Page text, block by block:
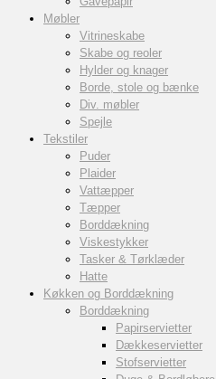
Møbler
Vitrineskabe
Skabe og reoler
Hylder og knager
Borde, stole og bænke
Div. møbler
Spejle
Tekstiler
Puder
Plaider
Vattæpper
Tæpper
Borddækning
Viskestykker
Tasker & Tørklæder
Hatte
Køkken og Borddækning
Borddækning
Papirservietter
Dækkeservietter
Stofservietter